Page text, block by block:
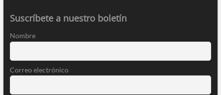
Suscríbete a nuestro boletín
Nombre
Correo electrónico